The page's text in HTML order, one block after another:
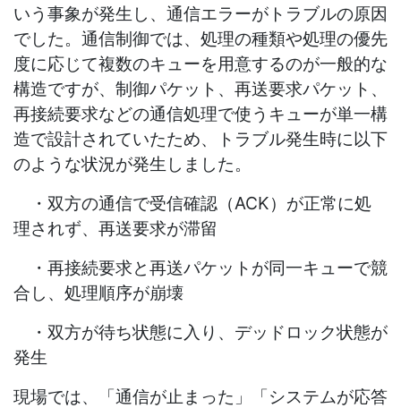
いう事象が発生し、通信エラーがトラブルの原因
でした。通信制御では、処理の種類や処理の優先
度に応じて複数のキューを用意するのが一般的な
構造ですが、制御パケット、再送要求パケット、
再接続要求などの通信処理で使うキューが単一構
造で設計されていたため、トラブル発生時に以下
のような状況が発生しました。
・双方の通信で受信確認（ACK）が正常に処
理されず、再送要求が滞留
・再接続要求と再送パケットが同一キューで競
合し、処理順序が崩壊
・双方が待ち状態に入り、デッドロック状態が
発生
現場では、「通信が止まった」「システムが応答